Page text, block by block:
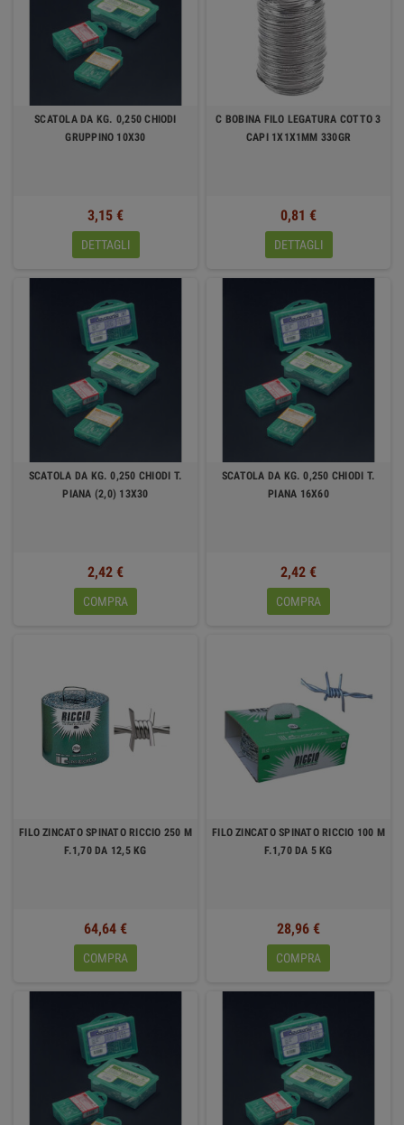
SCATOLA DA KG. 0,250 CHIODI
GRUPPINO 10X30
3,15 €
DETTAGLI
C BOBINA FILO LEGATURA COTTO 3
CAPI 1X1X1MM 330GR
0,81 €
DETTAGLI
SCATOLA DA KG. 0,250 CHIODI T.
PIANA (2,0) 13X30
2,42 €
COMPRA
SCATOLA DA KG. 0,250 CHIODI T.
PIANA 16X60
2,42 €
COMPRA
FILO ZINCATO SPINATO RICCIO 250 M
F.1,70 DA 12,5 KG
64,64 €
COMPRA
FILO ZINCATO SPINATO RICCIO 100 M
F.1,70 DA 5 KG
28,96 €
COMPRA